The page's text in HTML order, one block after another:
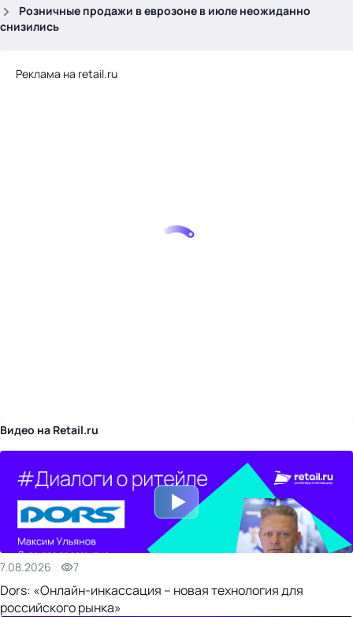
Розничные продажи в еврозоне в июле неожиданно
снизились
Реклама на retail.ru
Видео на Retail.ru
7.08.2026 7
Dors: «Онлайн-инкассация – новая технология для
российского рынка»